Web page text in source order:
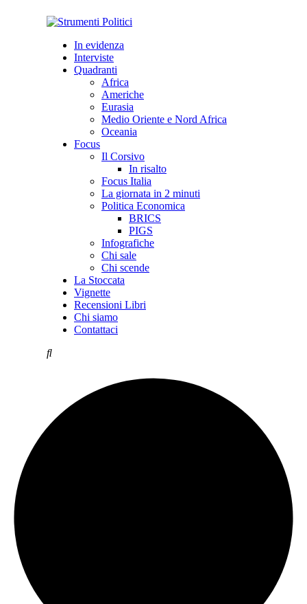
In evidenza
Interviste
Quadranti
Africa
Americhe
Eurasia
Medio Oriente e Nord Africa
Oceania
Focus
Il Corsivo
In risalto
Focus Italia
La giornata in 2 minuti
Politica Economica
BRICS
PIGS
Infografiche
Chi sale
Chi scende
La Stoccata
Vignette
Recensioni Libri
Chi siamo
Contattaci